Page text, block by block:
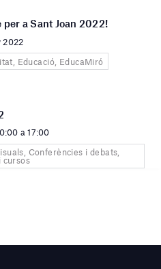
a Sant Joan 2022!
2022
Educació, EducaMiró
a 17:00
Conferències i debats,
cursos